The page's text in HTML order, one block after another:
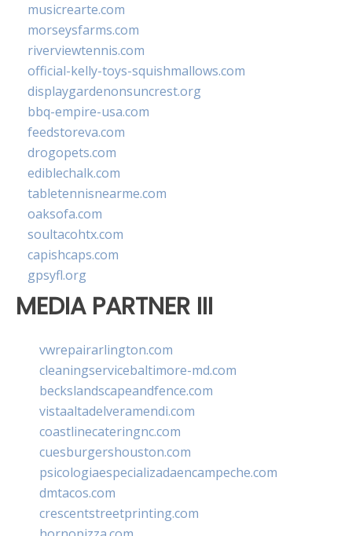
musicrearte.com
morseysfarms.com
riverviewtennis.com
official-kelly-toys-squishmallows.com
displaygardenonsuncrest.org
bbq-empire-usa.com
feedstoreva.com
drogopets.com
ediblechalk.com
tabletennisnearme.com
oaksofa.com
soultacohtx.com
capishcaps.com
gpsyfl.org
MEDIA PARTNER III
vwrepairarlington.com
cleaningservicebaltimore-md.com
beckslandscapeandfence.com
vistaaltadelveramendi.com
coastlinecateringnc.com
cuesburgershouston.com
psicologiaespecializadaencampeche.com
dmtacos.com
crescentstreetprinting.com